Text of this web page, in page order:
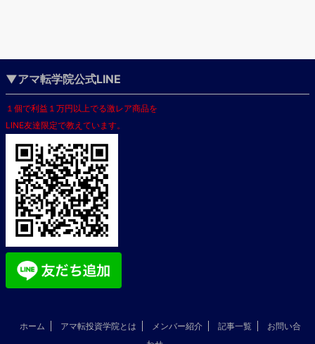
▼アマ転学院公式LINE
１個で利益１万円以上でる激レア商品を
LINE友達限定で教えています。
ホーム アマ転投資学院とは メンバー紹介 記事一覧
お問い合